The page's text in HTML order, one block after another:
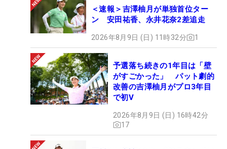
＜速報＞吉澤柚月が単独首位ター
ン 安田祐香、永井花奈2差追走
2026年8月9日 (日) 11時32分 1
予選落ち続きの1年目は「壁
がすごかった」 パット劇的
改善の吉澤柚月がプロ3年目
で初V
2026年8月9日 (日) 16時42分
17